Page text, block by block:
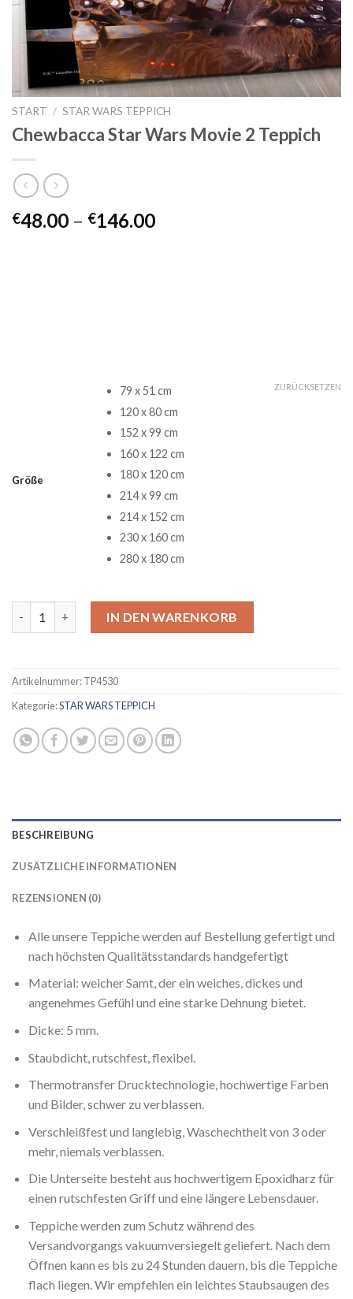
START / STAR WARS TEPPICH
Chewbacca Star Wars Movie 2 Teppich
€48.00 – €146.00Preisspanne:
Größe
79 x 51 cm
120 x 80 cm
152 x 99 cm
160 x 122 cm
180 x 120 cm
214 x 99 cm
214 x 152 cm
230 x 160 cm
280 x 180 cm
ZURÜCKSETZEN
IN DEN WARENKORB
Artikelnummer:TP4530
Kategorie:STAR WARS TEPPICH
BESCHREIBUNG
ZUSÄTZLICHE INFORMATIONEN
REZENSIONEN (0)
Alle unsere Teppiche werden auf Bestellung gefertigt und
nach höchsten Qualitätsstandards handgefertigt
Material: weicher Samt, der ein weiches, dickes und
angenehmes Gefühl und eine starke Dehnung bietet.
Dicke: 5 mm.
Staubdicht, rutschfest, flexibel.
Thermotransfer Drucktechnologie, hochwertige Farben
und Bilder, schwer zu verblassen.
Verschleißfest und langlebig, Waschechtheit von 3 oder
mehr, niemals verblassen.
Die Unterseite besteht aus hochwertigem Epoxidharz für
einen rutschfesten Griff und eine längere Lebensdauer.
Teppiche werden zum Schutz während des
Versandvorgangs vakuumversiegelt geliefert. Nach dem
Öffnen kann es bis zu 24 Stunden dauern, bis die Teppiche
flach liegen. Wir empfehlen ein leichtes Staubsaugen des